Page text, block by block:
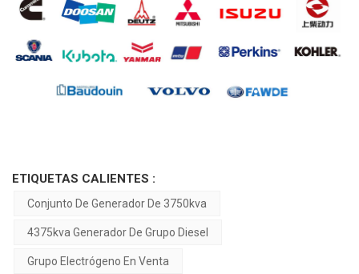
ETIQUETAS CALIENTES :
Conjunto De Generador De 3750kva
4375kva Generador De Grupo Diesel
Grupo Electrógeno En Venta